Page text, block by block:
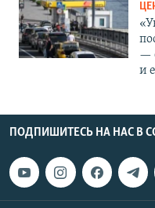
—
и
ПОДПИШИТЕСЬ НА НАС В